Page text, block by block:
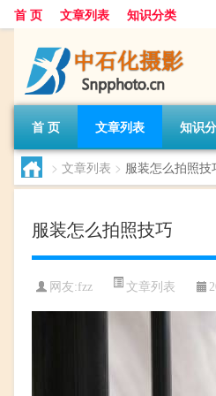
首 页 文章列表 知识分类
首 页 文章列表 知识
> 文章列表 > 服装怎么拍照技
服装怎么拍照技巧
网友:fzz 文章列表